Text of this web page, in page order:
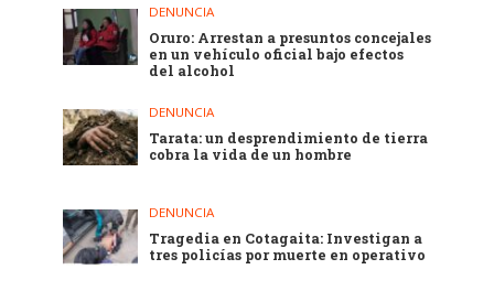
DENUNCIA
Oruro: Arrestan a presuntos concejales
en un vehículo oficial bajo efectos
del alcohol
DENUNCIA
Tarata: un desprendimiento de tierra
cobra la vida de un hombre
DENUNCIA
Tragedia en Cotagaita: Investigan a
tres policías por muerte en operativo